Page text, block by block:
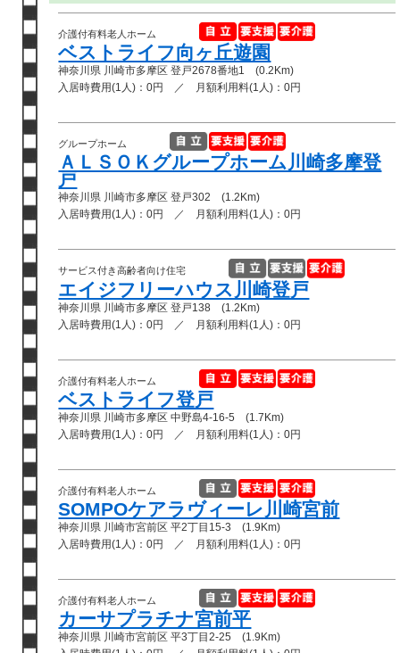
介護付有料老人ホーム
ベストライフ向ヶ丘遊園
神奈川県 川崎市多摩区 登戸2678番地1 (0.2Km)
入居時費用(1人)：0円 ／ 月額利用料(1人)：0円
グループホーム
ＡＬＳＯＫグループホーム川崎多摩登
戸
神奈川県 川崎市多摩区 登戸302 (1.2Km)
入居時費用(1人)：0円 ／ 月額利用料(1人)：0円
サービス付き高齢者向け住宅
エイジフリーハウス川崎登戸
神奈川県 川崎市多摩区 登戸138 (1.2Km)
入居時費用(1人)：0円 ／ 月額利用料(1人)：0円
介護付有料老人ホーム
ベストライフ登戸
神奈川県 川崎市多摩区 中野島4-16-5 (1.7Km)
入居時費用(1人)：0円 ／ 月額利用料(1人)：0円
介護付有料老人ホーム
SOMPOケアラヴィーレ川崎宮前
神奈川県 川崎市宮前区 平2丁目15-3 (1.9Km)
入居時費用(1人)：0円 ／ 月額利用料(1人)：0円
介護付有料老人ホーム
カーサプラチナ宮前平
神奈川県 川崎市宮前区 平3丁目2-25 (1.9Km)